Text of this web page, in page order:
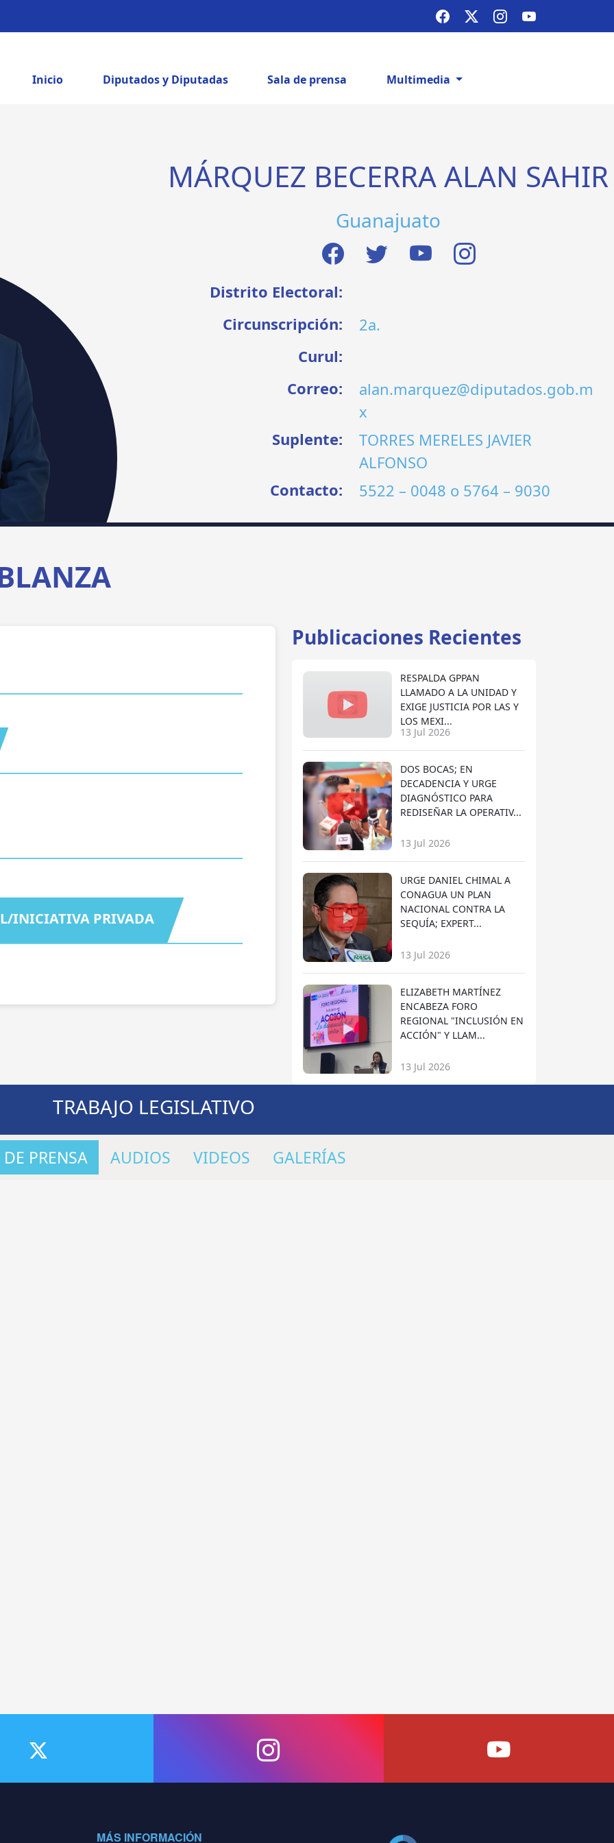
Inicio Diputados y Diputadas Sala de prensa Multimedia
MÁRQUEZ BECERRA ALAN SAHIR
Guanajuato
Distrito Electoral:
Circunscripción:
2a.
Curul:
Correo:
alan.marquez@diputados.gob.m
x
Suplente:
TORRES MERELES JAVIER
ALFONSO
Contacto:
5522 – 0048 o 5764 – 9030
INICIATIVA PRIVADA
Publicaciones Recientes
RESPALDA GPPAN
LLAMADO A LA UNIDAD Y
EXIGE JUSTICIA POR LAS Y
LOS MEXI...
13 Jul 2026
DOS BOCAS; EN
DECADENCIA Y URGE
DIAGNÓSTICO PARA
REDISEÑAR LA OPERATIV...
13 Jul 2026
URGE DANIEL CHIMAL A
CONAGUA UN PLAN
NACIONAL CONTRA LA
SEQUÍA; EXPERT...
13 Jul 2026
ELIZABETH MARTÍNEZ
ENCABEZA FORO
REGIONAL "INCLUSIÓN EN
ACCIÓN" Y LLAM...
13 Jul 2026
TRABAJO LEGISLATIVO
PRENSA AUDIOS VIDEOS GALERÍAS
MÁS INFORMACIÓN